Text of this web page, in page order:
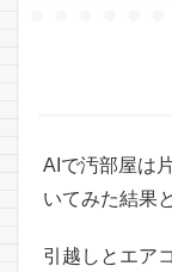
AIで汚部屋は
いてみた結果
引越しとエア